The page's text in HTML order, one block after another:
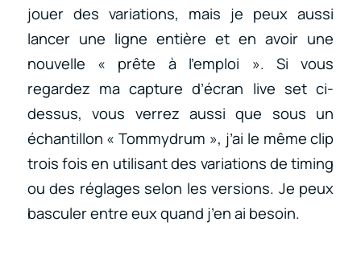
jouer des variations, mais je peux aussi
lancer une ligne entière et en avoir une
nouvelle « prête à l’emploi ». Si vous
regardez ma capture d’écran live set ci-
dessus, vous verrez aussi que sous un
échantillon « Tommydrum », j’ai le même clip
trois fois en utilisant des variations de timing
ou des réglages selon les versions. Je peux
basculer entre eux quand j’en ai besoin.